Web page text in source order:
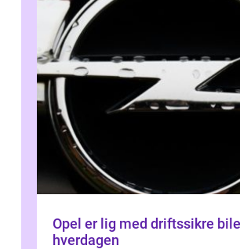
Opel er lig med driftssikre
hverdagen